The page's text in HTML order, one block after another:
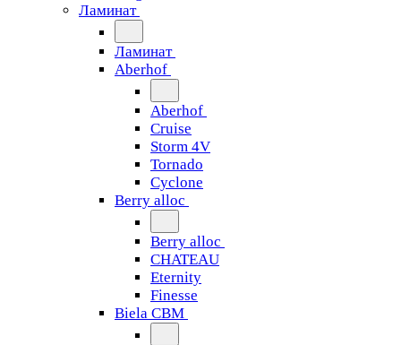
Ламинат
Ламинат
Aberhof
Aberhof
Cruise
Storm 4V
Tornado
Сyclone
Berry alloc
Berry alloc
CHATEAU
Eternity
Finesse
Biela CBM